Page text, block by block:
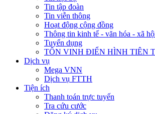
Tin tập đoàn
Tin viễn thông
Hoạt động cộng đồng
Thông tin kinh tế - văn hóa - xã
Tuyển dụng
TÔN VINH ĐIỂN HÌNH TIÊN
Dịch vụ
Mega VNN
Dịch vụ FTTH
Tiện ích
Thanh toán trực tuyến
Tra cứu cước